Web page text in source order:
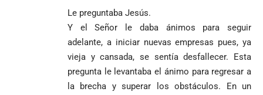
Le preguntaba Jesús.
Y el Señor le daba ánimos para seguir
adelante, a iniciar nuevas empresas pues, ya
vieja y cansada, se sentía desfallecer. Esta
pregunta le levantaba el ánimo para regresar a
la brecha y superar los obstáculos. En un